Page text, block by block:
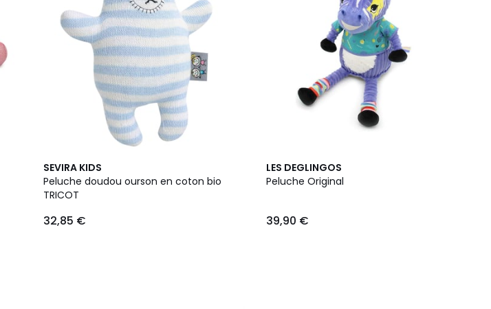
SEVIRA KIDS
Peluche doudou ourson en coton bio
TRICOT
32,85 €
LES DEGLINGOS
Peluche Original
39,90 €